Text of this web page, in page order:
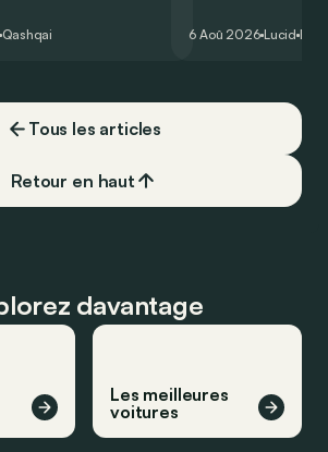
il serait possible de
Qashqai
l’année 2026.
6 Aoû 2026 Lucid
Tous les articles
Retour en haut
davantage
Les meilleures
voitures